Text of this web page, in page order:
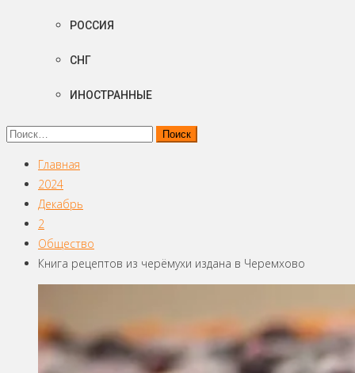
РОССИЯ
СНГ
ИНОСТРАННЫЕ
Найти:
Главная
2024
Декабрь
2
Общество
Книга рецептов из черёмухи издана в Черемхово